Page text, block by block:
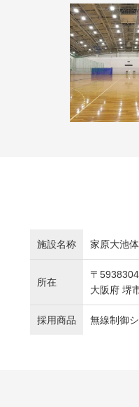
施設名称 家原大池
所在
〒5938304
大阪府 堺
採用商品 無線制御